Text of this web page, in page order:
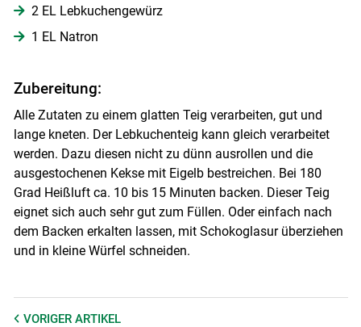
2 EL Lebkuchengewürz
1 EL Natron
Zubereitung:
Alle Zutaten zu einem glatten Teig verarbeiten, gut und
lange kneten. Der Lebkuchenteig kann gleich verarbeitet
werden. Dazu diesen nicht zu dünn ausrollen und die
ausgestochenen Kekse mit Eigelb bestreichen. Bei 180
Grad Heißluft ca. 10 bis 15 Minuten backen. Dieser Teig
eignet sich auch sehr gut zum Füllen. Oder einfach nach
dem Backen erkalten lassen, mit Schokoglasur überziehen
und in kleine Würfel schneiden.
VORIGER ARTIKEL